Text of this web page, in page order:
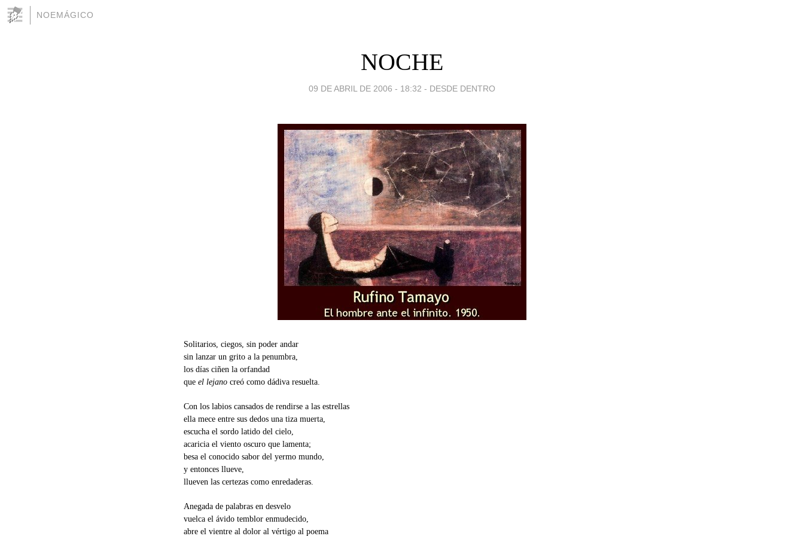
NOEMÁGICO
NOCHE
09 DE ABRIL DE 2006 - 18:32 - DESDE DENTRO
Solitarios, ciegos, sin poder andar
sin lanzar un grito a la penumbra,
los días ciñen la orfandad
que el lejano creó como dádiva resuelta.
Con los labios cansados de rendirse a las estrellas
ella mece entre sus dedos una tiza muerta,
escucha el sordo latido del cielo,
acaricia el viento oscuro que lamenta;
besa el conocido sabor del yermo mundo,
y entonces llueve,
llueven las certezas como enredaderas.
Anegada de palabras en desvelo
vuelca el ávido temblor enmudecido,
abre el vientre al dolor al vértigo al poema